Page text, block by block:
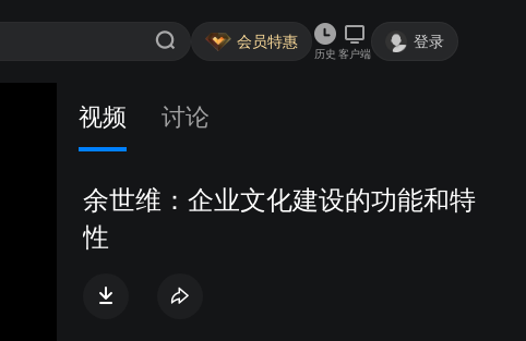
会员特惠
历史 客户端
登录
视频 讨论
余世维：企业文化建设的功能和特
性